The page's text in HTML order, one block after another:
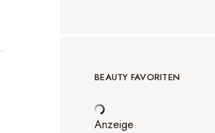
BEAUTY FAVORITEN
Anzeige